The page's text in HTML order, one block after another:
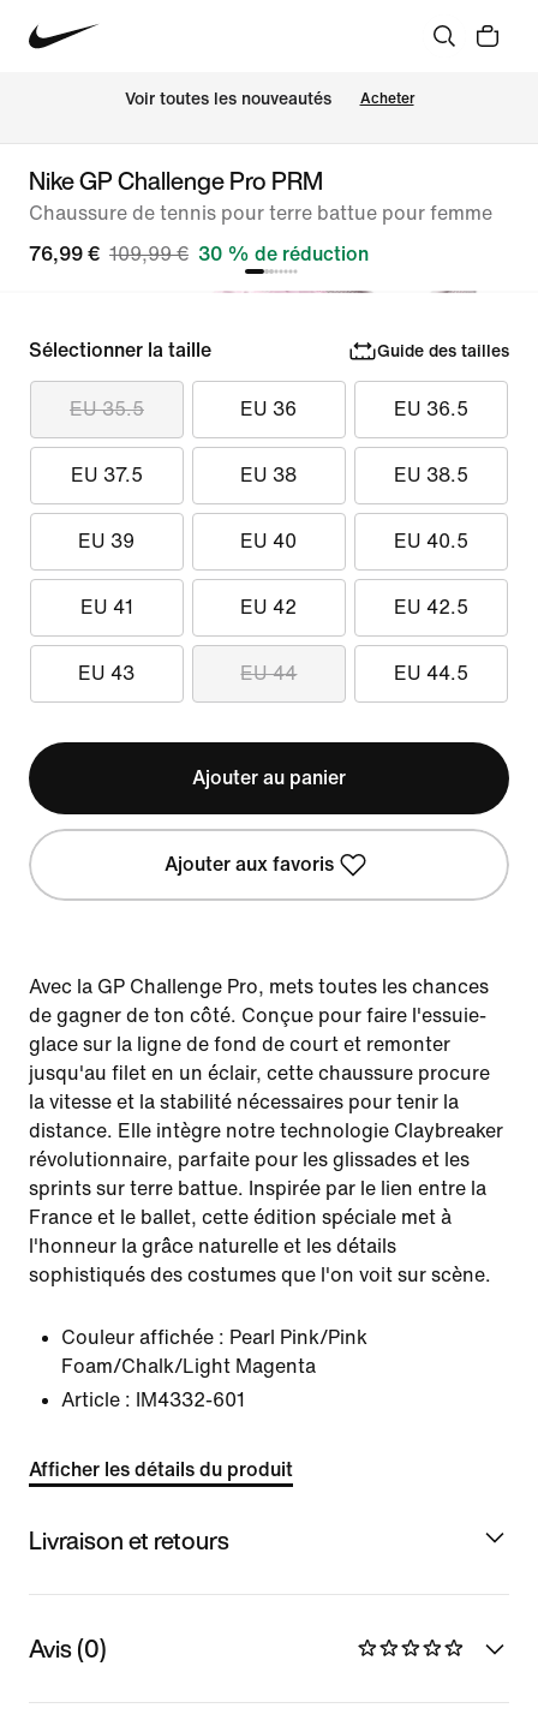
Voir toutes les nouveautés Acheter
Nike GP Challenge Pro PRM
Chaussure de tennis pour terre battue pour femme
76,99 € 109,99 € 30 % de réduction
Sélectionner la taille Guide des tailles
EU 35.5 EU 36 EU 36.5
EU 37.5 EU 38 EU 38.5
EU 39 EU 40 EU 40.5
EU 41 EU 42 EU 42.5
EU 43 EU 44 EU 44.5
Ajouter au panier
Ajouter aux favoris
Avec la GP Challenge Pro, mets toutes les chances
de gagner de ton côté. Conçue pour faire l'essuie-
glace sur la ligne de fond de court et remonter
jusqu'au filet en un éclair, cette chaussure procure
la vitesse et la stabilité nécessaires pour tenir la
distance. Elle intègre notre technologie Claybreaker
révolutionnaire, parfaite pour les glissades et les
sprints sur terre battue. Inspirée par le lien entre la
France et le ballet, cette édition spéciale met à
l'honneur la grâce naturelle et les détails
sophistiqués des costumes que l'on voit sur scène.
Couleur affichée : Pearl Pink/Pink
Foam/Chalk/Light Magenta
Article :
IM4332-601
Afficher les détails du produit
Livraison et retours
Avis (0)